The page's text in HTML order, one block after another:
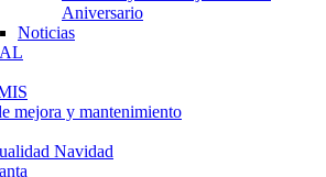
Aniversario
Noticias
mejora y mantenimiento
Navidad